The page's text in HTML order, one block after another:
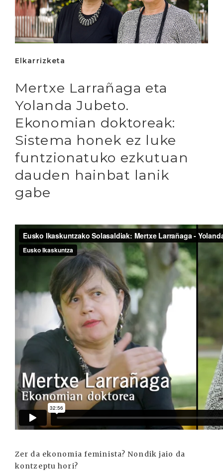
Elkarrizketa
Mertxe Larrañaga eta
Yolanda Jubeto.
Ekonomian doktoreak:
Sistema honek ez luke
funtzionatuko ezkutuan
dauden hainbat lanik
gabe
Zer da ekonomia feminista? Nondik jaio da
kontzeptu hori?